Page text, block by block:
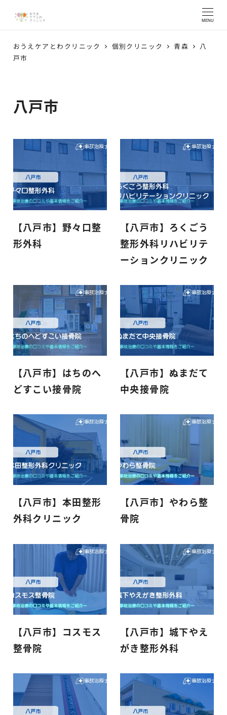
MENU
おうえケアとわクリニック 個別クリニック 青森
八
戸市
八戸市
【八戸市】野々口整
形外科
【八戸市】ろくごう
整形外科リハビリテ
ーションクリニック
【八戸市】はちのへ
どすこい接骨院
【八戸市】ぬまだて
中央接骨院
【八戸市】本田整形
外科クリニック
【八戸市】やわら整
骨院
【八戸市】コスモス
整骨院
【八戸市】城下やえ
がき整形外科